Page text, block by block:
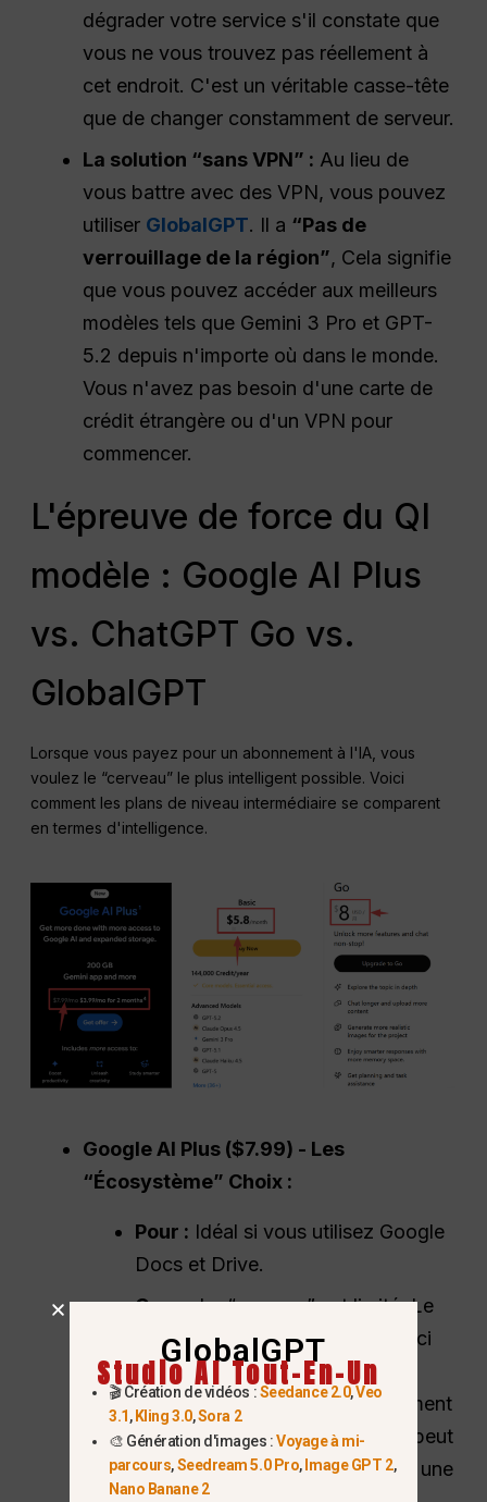
dégrader votre service s'il constate que
vous ne vous trouvez pas réellement à
cet endroit. C'est un véritable casse-tête
que de changer constamment de serveur.
La solution “sans VPN” : Au lieu de
vous battre avec des VPN, vous pouvez
utiliser GlobalGPT. Il a “Pas de
verrouillage de la région”, Cela signifie
que vous pouvez accéder aux meilleurs
modèles tels que Gemini 3 Pro et GPT-
5.2 depuis n'importe où dans le monde.
Vous n'avez pas besoin d'une carte de
crédit étrangère ou d'un VPN pour
commencer.
L'épreuve de force du QI
modèle : Google AI Plus
vs. ChatGPT Go vs.
GlobalGPT
Lorsque vous payez pour un abonnement à l'IA, vous
voulez le “cerveau” le plus intelligent possible. Voici
comment les plans de niveau intermédiaire se comparent
en termes d'intelligence.
Google AI Plus ($7.99) - Les
“Écosystème” Choix :
Pour : Idéal si vous utilisez Google
Docs et Drive.
Cons :Le “cerveau” est limité. Le
modèle Gemini 3 Pro présenté ici
dispose d'une mémoire réduite
(fenêtre contextuelle) de seulement
128k tokens. Cela signifie qu'il peut
oublier des détails si vous avez une
GlobalGPT
Studio AI Tout-En-Un
🎬 Création de vidéos :Seedance 2.0,Veo
3.1, Kling 3.0,Sora 2
🎨 Génération d'images :Voyage à mi-
parcours,Seedream 5.0 Pro, Image GPT 2,
Nano Banane 2